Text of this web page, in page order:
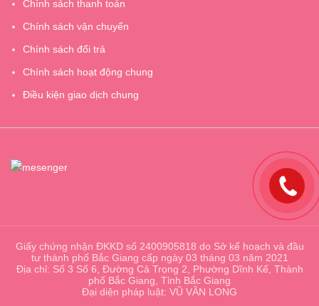
Chính sách thanh toán
Chính sách vận chuyển
Chính sách đổi trả
Chính sách hoạt động chung
Điều kiện giao dịch chung
Giấy chứng nhận ĐKKD số 2400905818 do Sở kế hoạch và đầu
tư thành phố Bắc Giang cấp ngày 03 tháng 03 năm 2021
Địa chỉ: Số 3 Số 6, Đường Cả Trọng 2, Phường Dĩnh Kế, Thành
phố Bắc Giang, Tỉnh Bắc Giang
Đại diện pháp luật: VŨ VÂN LONG